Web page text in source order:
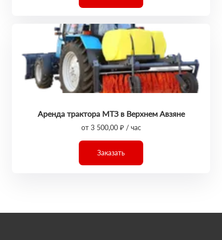
Аренда трактора МТЗ в Верхнем Авзяне
от 3 500,00 ₽ / час
Заказать